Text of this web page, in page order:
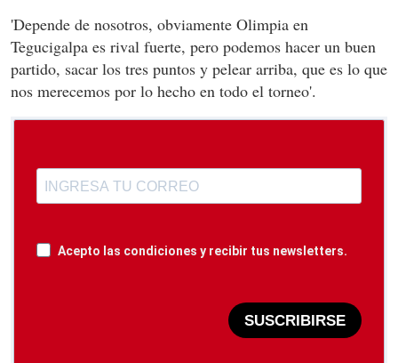
'Depende de nosotros, obviamente Olimpia en
Tegucigalpa es rival fuerte, pero podemos hacer un buen
partido, sacar los tres puntos y pelear arriba, que es lo que
nos merecemos por lo hecho en todo el torneo'.
Acepto las condiciones y recibir tus newsletters.
SUSCRIBIRSE